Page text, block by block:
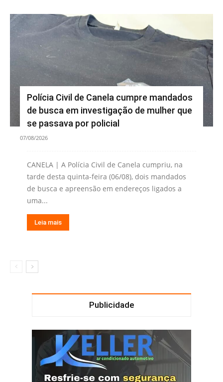
Polícia Civil de Canela cumpre mandados
de busca em investigação de mulher que
se passava por policial
07/08/2026
CANELA | A Polícia Civil de Canela cumpriu, na
tarde desta quinta-feira (06/08), dois mandados
de busca e apreensão em endereços ligados a
uma...
Leia mais
Publicidade